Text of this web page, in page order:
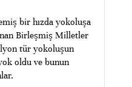
bir hızda yokoluşa
Birleşmiş Milletler
tür yokoluşun
oldu ve bunun